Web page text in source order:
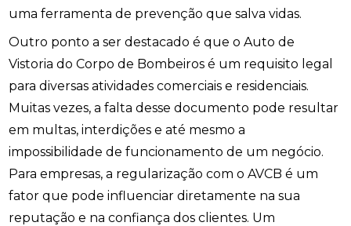
uma ferramenta de prevenção que salva vidas.
Outro ponto a ser destacado é que o Auto de
Vistoria do Corpo de Bombeiros é um requisito legal
para diversas atividades comerciais e residenciais.
Muitas vezes, a falta desse documento pode resultar
em multas, interdições e até mesmo a
impossibilidade de funcionamento de um negócio.
Para empresas, a regularização com o AVCB é um
fator que pode influenciar diretamente na sua
reputação e na confiança dos clientes. Um